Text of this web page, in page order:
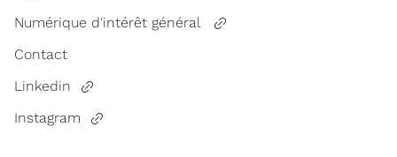
Numérique d'intérêt général
Contact
Linkedin
Instagram